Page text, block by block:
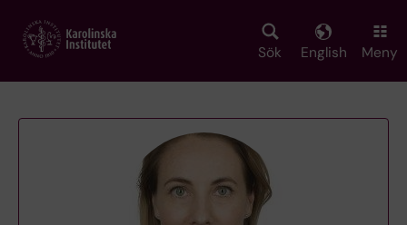
main
Sök English Meny